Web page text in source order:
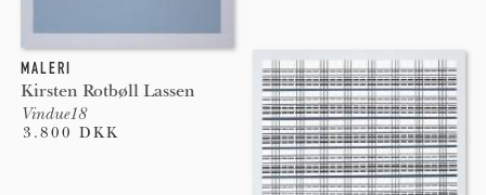
MALERI
Kirsten Rotbøll Lassen
Vindue18
3.800 DKK